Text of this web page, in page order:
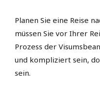
Planen Sie eine Reise
müssen Sie vor Ihrer
Prozess der
und kompliziert sein,
sein.